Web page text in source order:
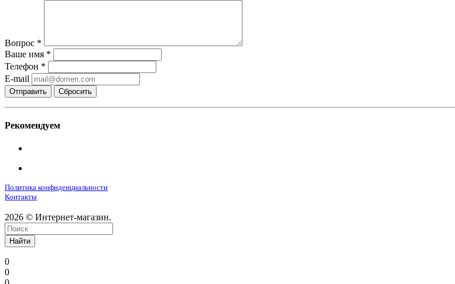
Вопрос *
Ваше имя *
Телефон *
E-mail
Сбросить
Рекомендуем
Политика конфиденциальности
Контакты
2026 © Интернет-магазин.
Найти
0
0